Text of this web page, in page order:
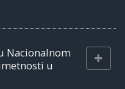
Nacionalnom
u